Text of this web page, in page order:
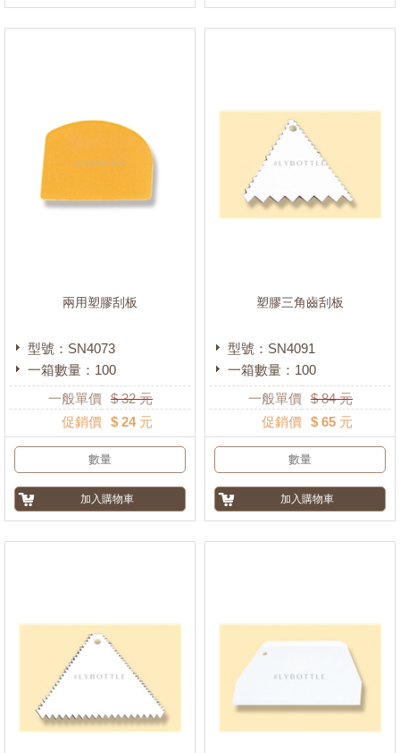
兩用塑膠刮板
型號：SN4073
一箱數量：100
一般單價 $32元
促銷價 $ 24 元
塑膠三角齒刮板
型號：SN4091
一箱數量：100
一般單價 $84元
促銷價 $ 65 元